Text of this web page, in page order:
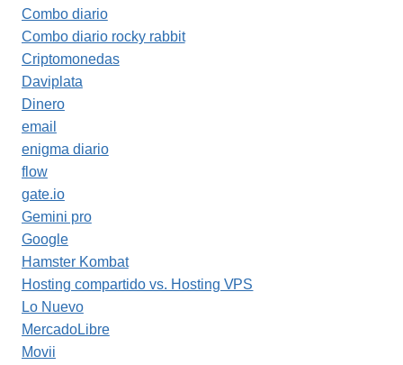
Combo diario
Combo diario rocky rabbit
Criptomonedas
Daviplata
Dinero
email
enigma diario
flow
gate.io
Gemini pro
Google
Hamster Kombat
Hosting compartido vs. Hosting VPS
Lo Nuevo
MercadoLibre
Movii